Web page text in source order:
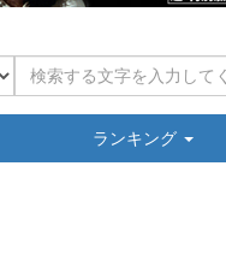
ランキング